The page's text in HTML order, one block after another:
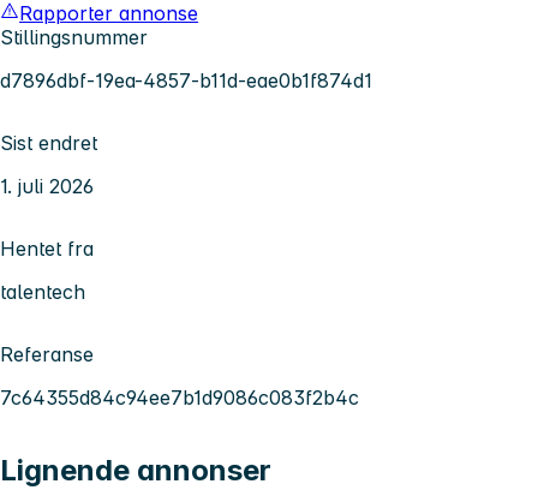
Rapporter annonse
Stillingsnummer
d7896dbf-19ea-4857-b11d-eae0b1f874d1
Sist endret
1. juli 2026
Hentet fra
talentech
Referanse
7c64355d84c94ee7b1d9086c083f2b4c
Lignende annonser